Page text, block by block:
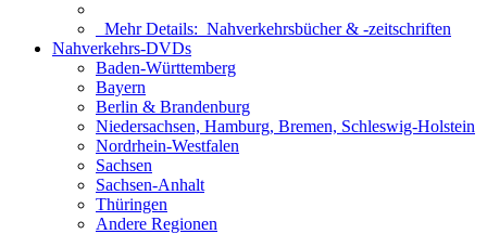
Mehr Details: Nahverkehrsbücher & -zeitschriften
Nahverkehrs-DVDs
Baden-Württemberg
Bayern
Berlin & Brandenburg
Niedersachsen, Hamburg, Bremen, Schleswig-Holstein
Nordrhein-Westfalen
Sachsen
Sachsen-Anhalt
Thüringen
Andere Regionen